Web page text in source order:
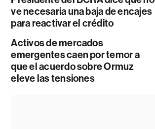
ve necesaria una baja de encajes
para reactivar el crédito
Activos de mercados
emergentes caen por temor a
que el acuerdo sobre Ormuz
eleve las tensiones